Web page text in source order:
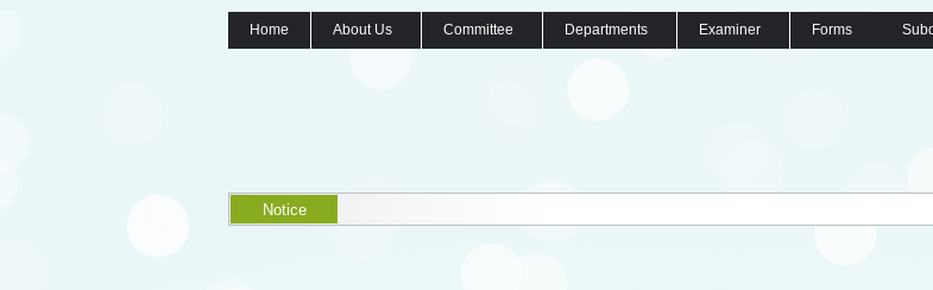
Home About Us Committee Departments Examiner Forms
Notice